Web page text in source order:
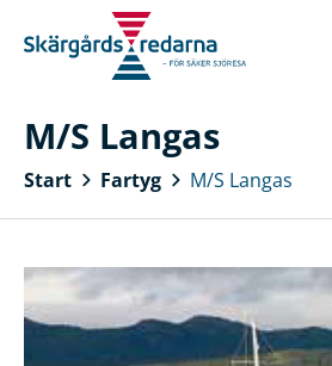
M/S Langas
Start Fartyg M/S Langas